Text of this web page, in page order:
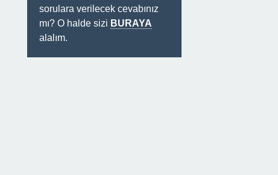
sorulara verilecek cevabınız
mı? O halde sizi BURAYA
alalım.